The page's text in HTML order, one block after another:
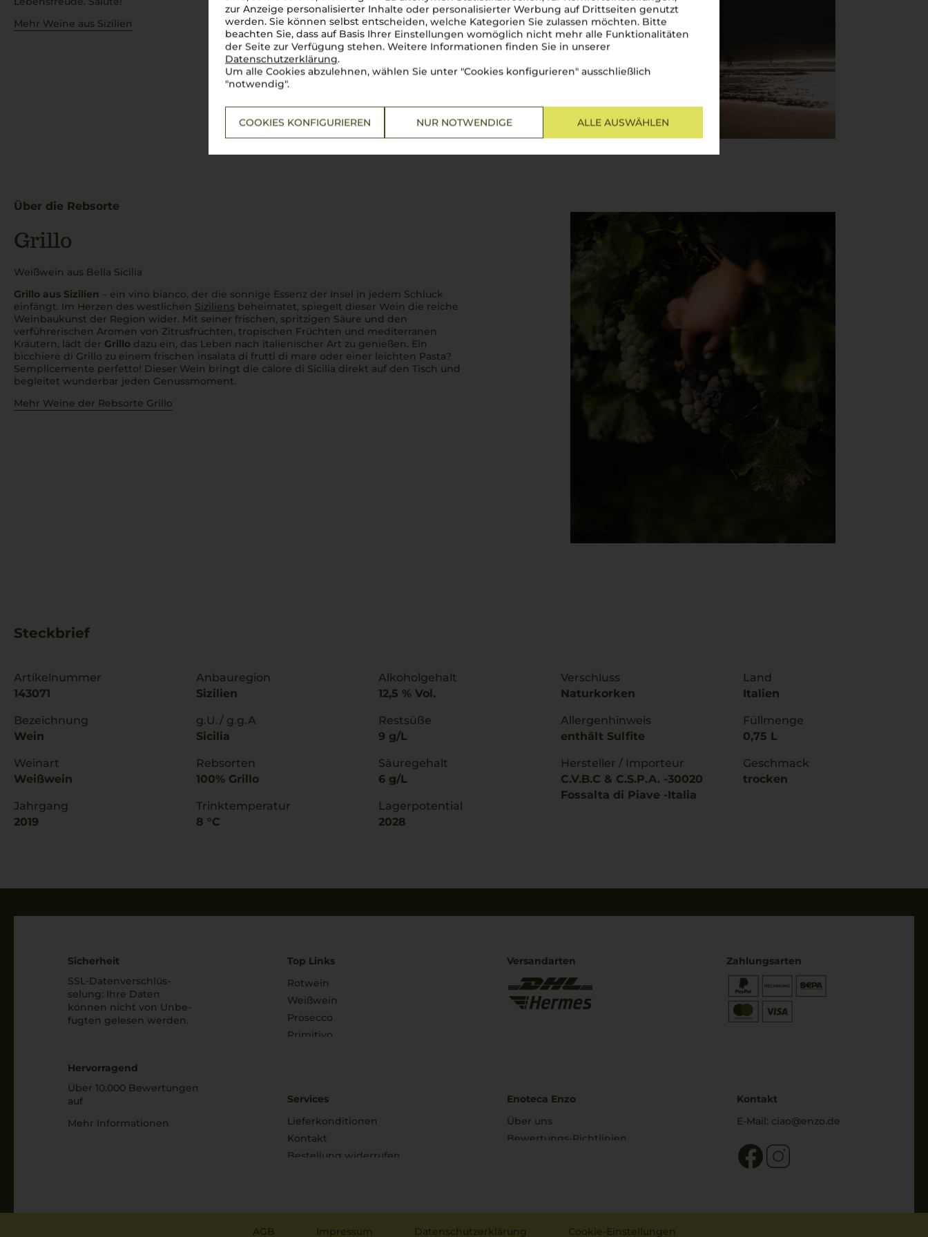
zur Anzeige personalisierter Inhalte oder personalisierter Werbung auf Drittseiten genutzt
werden. Sie können selbst entscheiden, welche Kategorien Sie zulassen möchten. Bitte
beachten Sie, dass auf Basis Ihrer Einstellungen womöglich nicht mehr alle Funktionalitäten
der Seite zur Verfügung stehen. Weitere Informationen finden Sie in unserer
Datenschutzerklärung.
Um alle Cookies abzulehnen, wählen Sie unter "Cookies konfigurieren" ausschließlich
"notwendig".
COOKIES KONFIGURIEREN NUR NOTWENDIGE ALLE AUSWÄHLEN
Mehr Weine aus Sizilien
Über die Rebsorte
Grillo
Weißwein aus Bella Sicilia
Grillo aus Sizilien – ein vino bianco, der die sonnige Essenz der Insel in jedem Schluck
einfängt. Im Herzen des westlichen Siziliens beheimatet, spiegelt dieser Wein die reiche
Weinbaukunst der Region wider. Mit seiner frischen, spritzigen Säure und den
verführerischen Aromen von Zitrusfrüchten, tropischen Früchten und mediterranen
Kräutern, lädt der Grillo dazu ein, das Leben nach italienischer Art zu genießen. Ein
bicchiere di Grillo zu einem frischen insalata di frutti di mare oder einer leichten Pasta?
Semplicemente perfetto! Dieser Wein bringt die calore di Sicilia direkt auf den Tisch und
begleitet wunderbar jeden Genussmoment.
Mehr Weine der Rebsorte Grillo
Steckbrief
Artikelnummer
143071
Bezeichnung
Wein
Weinart
Weißwein
Jahrgang
2019
Anbauregion
Sizilien
g.U./ g.g.A
Sicilia
Rebsorten
100% Grillo
Trinktemperatur
8 °C
Alkoholgehalt
12,5 % Vol.
Restsüße
9 g/L
Säuregehalt
6 g/L
Lagerpotential
2028
Verschluss
Naturkorken
Allergenhinweis
enthält Sulfite
Hersteller / Importeur
C.V.B.C & C.S.P.A. -30020
Fossalta di Piave -Italia
Land
Italien
Füllmenge
0,75 L
Geschmack
trocken
Sicherheit
SSL-Daten­verschlüs­
selung: Ihre Daten
können nicht von Unbe­
fugten gelesen werden.
Hervorragend
Über 10.000 Bewertungen
auf
Mehr Informationen
Top Links
Rotwein
Weißwein
Prosecco
Primitivo
Services
Lieferkonditionen
Kontakt
Bestellung widerrufen
Versandarten
Enoteca Enzo
Über uns
Bewertungs-Richtlinien
Zahlungsarten
Kontakt
E-Mail: ciao@enzo.de
AGB Impressum Datenschutzerklärung Cookie-Einstellungen